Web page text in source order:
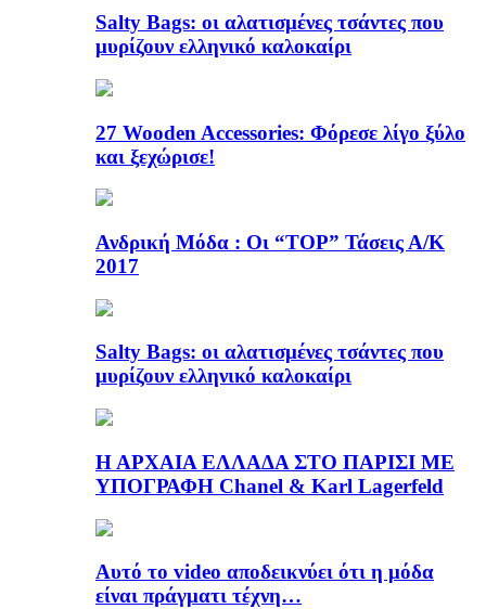
Salty Bags: οι αλατισμένες τσάντες που
μυρίζουν ελληνικό καλοκαίρι
27 Wooden Accessories: Φόρεσε λίγο ξύλο
και ξεχώρισε!
Ανδρική Μόδα : Οι “TOP” Τάσεις Α/Κ
2017
Salty Bags: οι αλατισμένες τσάντες που
μυρίζουν ελληνικό καλοκαίρι
Η ΑΡΧΑΙΑ ΕΛΛΑΔΑ ΣΤΟ ΠΑΡΙΣΙ ΜΕ
ΥΠΟΓΡΑΦΗ Chanel & Karl Lagerfeld
Αυτό το video αποδεικνύει ότι η μόδα
είναι πράγματι τέχνη…